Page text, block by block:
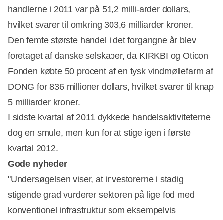
handlerne i 2011 var på 51,2 milli-arder dollars,
hvilket svarer til omkring 303,6 milliarder kroner.
Den femte største handel i det forgangne år blev
foretaget af danske selskaber, da KIRKBI og Oticon
Fonden købte 50 procent af en tysk vindmøllefarm af
DONG for 836 millioner dollars, hvilket svarer til knap
5 milliarder kroner.
I sidste kvartal af 2011 dykkede handelsaktiviteterne
dog en smule, men kun for at stige igen i første
kvartal 2012.
Gode nyheder
"Undersøgelsen viser, at investorerne i stadig
stigende grad vurderer sektoren på lige fod med
konventionel infrastruktur som eksempelvis